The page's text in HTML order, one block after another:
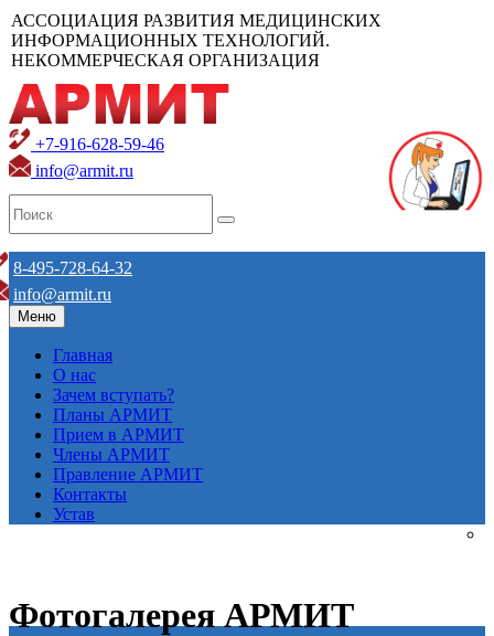
АССОЦИАЦИЯ РАЗВИТИЯ МЕДИЦИНСКИХ
ИНФОРМАЦИОННЫХ ТЕХНОЛОГИЙ.
НЕКОММЕРЧЕСКАЯ ОРГАНИЗАЦИЯ
+7-916-628-59-46
info@armit.ru
8-495-728-64-32
info@armit.ru
Меню
Главная
О нас
Зачем вступать?
Планы АРМИТ
Прием в АРМИТ
Члены АРМИТ
Правление АРМИТ
Контакты
Устав
Фотогалерея АРМИТ